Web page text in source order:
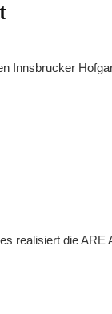
Innsbrucker
realisiert die ARE